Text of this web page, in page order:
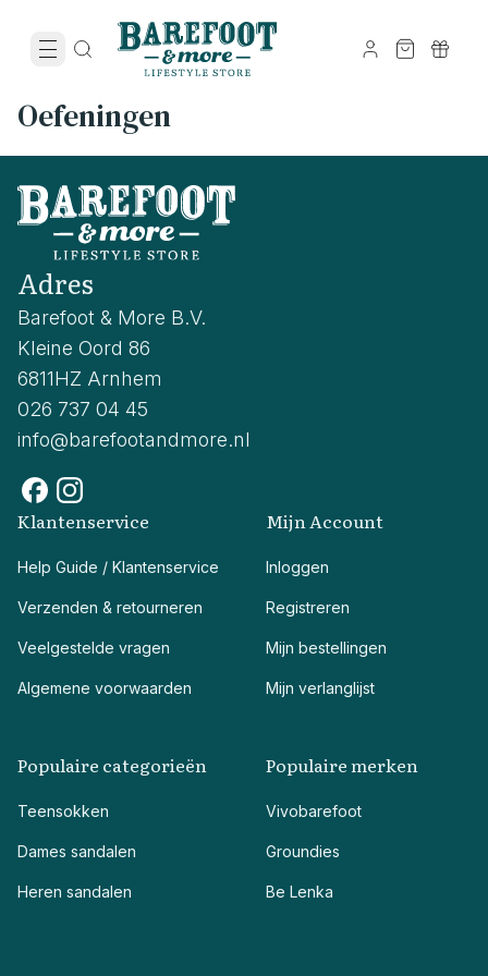
Oefeningen
Adres
Barefoot & More B.V.
Kleine Oord 86
6811HZ Arnhem
026 737 04 45
info@barefootandmore.nl
Klantenservice
Help Guide / Klantenservice
Verzenden & retourneren
Veelgestelde vragen
Algemene voorwaarden
Mijn Account
Inloggen
Registreren
Mijn bestellingen
Mijn verlanglijst
Populaire categorieën
Teensokken
Dames sandalen
Heren sandalen
Populaire merken
Vivobarefoot
Groundies
Be Lenka